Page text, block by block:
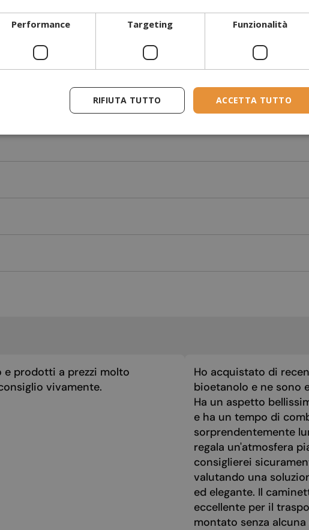
il camino, che può essere posizionato sopra il bruciatore per ricreare
Camini a bioetanolo, poiché ciò può causare surriscaldamento e
e prodotti a prezzi molto
vivamente.
Ho acquistato di
bioetanolo e ne sono
Ha un aspetto
e ha un tempo di
sorprendentemente
regala un'atmosfera
consiglierei
valutando una
ed elegante. Il
eccellente per il
montato senza
DUTCH
FRENCH
RUSSIAN
SERBIAN
SLOVAK
SPANISH
Performance Targeting Funzionalità
ACCETTA TUTTO
RIFIUTA TUTTO